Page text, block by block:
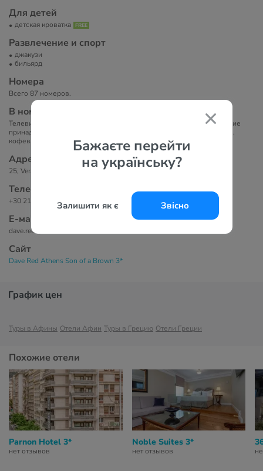
Бажаєте перейти
на українську?
Залишити як є Звісно
Для детей
детская кроватка
Развлечение и спорт
джакузи
бильярд
Номера
Всего 87 номеров.
В номерах
Телевизор, телефон, ванна/душ, фен, халат, туалетно-косметические
принадлежности, кондиционер, мини-бар, сейф, бесплатный Wi-Fi,
кофеварка, балкон/терраса.
Адрес
25, Veranzerou St. & M. Kotopouli St., 10432, Athens, Greece
Телефоны
+30 214 402 7660
Е-маil
dave.red@brownhotels.com
Сайт
Dave Red Athens Son of a Brown 3*
График цен
Туры в Афины Отели Афин Туры в Грецию Отели Греции
Похожие отели
Parnon Hotel 3*
нет отзывов
Noble Suites 3*
нет отзывов